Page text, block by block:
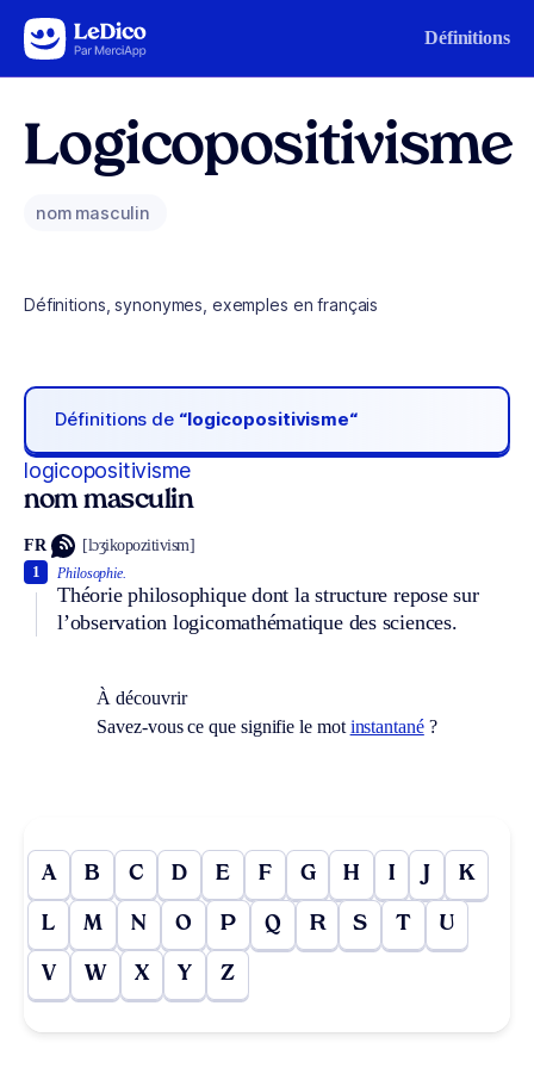
Aller au contenu Définitions
Logicopositivisme
nom masculin
Définitions, synonymes, exemples en français
Définitions de “logicopositivisme“
logicopositivisme
nom masculin
FR [lɔʒikopozitivism]
Philosophie.
Théorie philosophique dont la structure repose sur
l’observation logicomathématique des sciences.
1
À découvrir
Savez-vous ce que signifie le mot instantané?
A B C D E F G H I J K
L M N O P Q R S T U
V W X Y Z